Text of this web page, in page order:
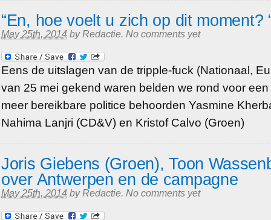
“En, hoe voelt u zich op dit moment?
May 25th, 2014 byRedactie. No comments yet
Eens de uitslagen van de tripple-fuck (Nationaal,
van 25 mei gekend waren belden we rond voor
meer bereikbare politice behoorden Yasmine
Nahima Lanjri (CD&V) en Kristof Calvo (Groen)
Joris Giebens (Groen), Toon
over Antwerpen en de campagne
May 25th, 2014 byRedactie. No comments yet